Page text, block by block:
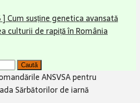
] Cum susține genetica avansată
culturii de rapiță în România
ANSVSA pentru
Sărbătorilor de iarnă